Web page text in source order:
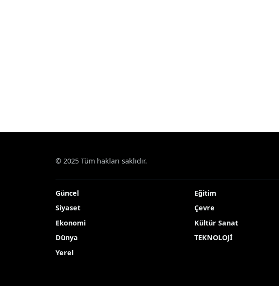
© 2025 Tüm hakları saklıdır.
Güncel
Siyaset
Ekonomi
Dünya
Yerel
Eğitim
Çevre
Kültür Sanat
TEKNOLOJİ